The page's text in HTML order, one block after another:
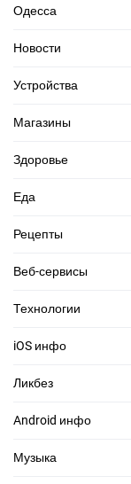
Одесса
Новости
Устройства
Магазины
Здоровье
Еда
Рецепты
Веб-сервисы
Технологии
iOS инфо
Ликбез
Android инфо
Музыка